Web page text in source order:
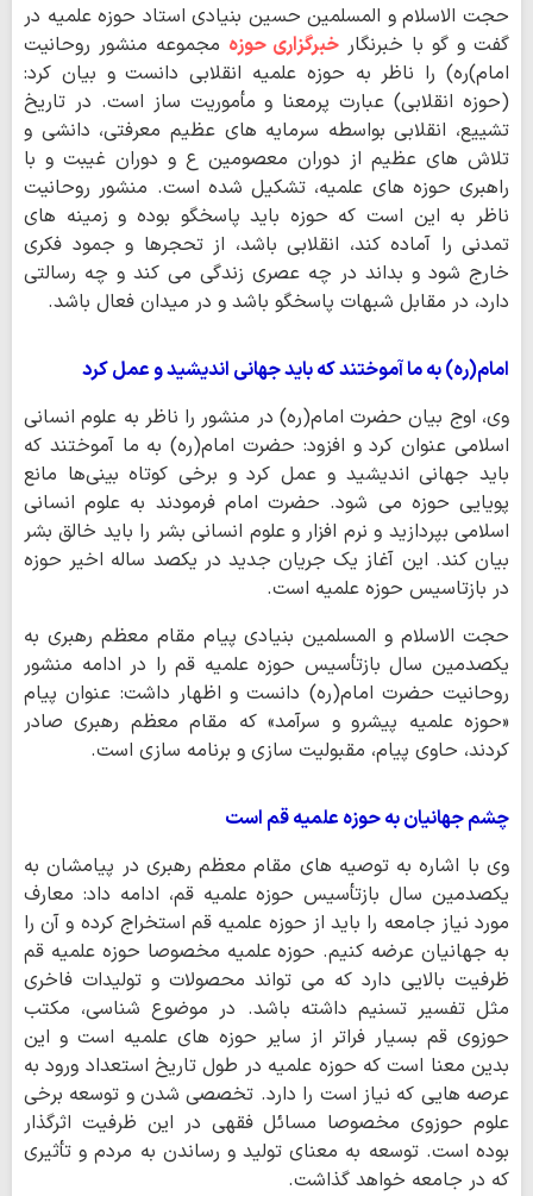
حجت الاسلام و المسلمین حسین بنیادی استاد حوزه علمیه در
گفت و گو با خبرنگار خبرگزاری حوزه مجموعه منشور روحانیت
امام)ره) را ناظر به حوزه علمیه انقلابی دانست و بیان کرد:
(حوزه انقلابی) عبارت پرمعنا و مأموریت ساز است. در تاریخ
تشییع، انقلابی بواسطه سرمایه های عظیم معرفتی، دانشی و
تلاش های عظیم از دوران معصومین ع و دوران غیبت و با
راهبری حوزه های علمیه، تشکیل شده است. منشور روحانیت
ناظر به این است که حوزه باید پاسخگو بوده و زمینه های
تمدنی را آماده کند، انقلابی باشد، از تحجرها و جمود فکری
خارج شود و بداند در چه عصری زندگی می کند و چه رسالتی
دارد، در مقابل شبهات پاسخگو باشد و در میدان فعال باشد.
امام(ره) به ما آموختند که باید جهانی اندیشید و عمل کرد
وی، اوج بیان حضرت امام(ره) در منشور را ناظر به علوم انسانی
اسلامی عنوان کرد و افزود: حضرت امام(ره) به ما آموختند که
باید جهانی اندیشید و عمل کرد و برخی کوتاه بینی‌ها مانع
پویایی حوزه می شود. حضرت امام فرمودند به علوم انسانی
اسلامی بپردازید و نرم افزار و علوم انسانی بشر را باید خالق بشر
بیان کند. این آغاز یک جریان جدید در یکصد ساله اخیر حوزه
در بازتاسیس حوزه علمیه است.
حجت الاسلام و المسلمین بنیادی پیام مقام معظم رهبری به
یکصدمین سال بازتأسیس حوزه علمیه قم را در ادامه منشور
روحانیت حضرت امام(ره) دانست و اظهار داشت: عنوان پیام
«حوزه علمیه پیشرو و سرآمد» که مقام معظم رهبری صادر
کردند، حاوی پیام، مقبولیت سازی و برنامه سازی است.
چشم جهانیان به حوزه علمیه قم است
وی با اشاره به توصیه های مقام معظم رهبری در پیامشان به
یکصدمین سال بازتأسیس حوزه علمیه قم، ادامه داد: معارف
مورد نیاز جامعه را باید از حوزه علمیه قم استخراج کرده و آن را
به جهانیان عرضه کنیم. حوزه علمیه مخصوصا حوزه علمیه قم
ظرفیت بالایی دارد که می تواند محصولات و تولیدات فاخری
مثل تفسیر تسنیم داشته باشد. در موضوع شناسی، مکتب
حوزوی قم بسیار فراتر از سایر حوزه های علمیه است و این
بدین معنا است که حوزه علمیه در طول تاریخ استعداد ورود به
عرصه هایی که نیاز است را دارد. تخصصی شدن و توسعه برخی
علوم حوزوی مخصوصا مسائل فقهی در این ظرفیت اثرگذار
بوده است. توسعه به معنای تولید و رساندن به مردم و تأثیری
که در جامعه خواهد گذاشت.